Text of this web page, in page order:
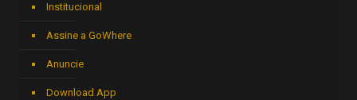
Institucional
Assine a GoWhere
Anuncie
Download App